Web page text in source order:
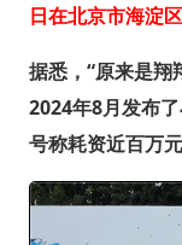
日在北京市海淀
据悉，“原来是翔
2024年8月发布
号称耗资近百万元